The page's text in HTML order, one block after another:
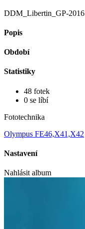
DDM_Libertin_GP-2016
Popis
Období
Statistiky
48 fotek
0 se líbí
Fototechnika
Olympus FE46,X41,X42
Nastavení
Nahlásit album